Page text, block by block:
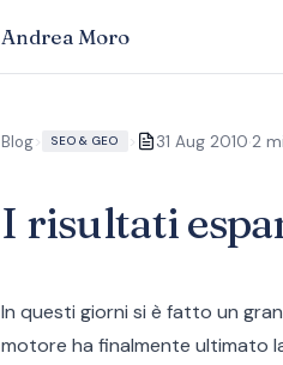
Andrea Moro
Blog> SEO & GEO > 31 Aug 2010·2
I risultati
In questi giorni si è fatto un
motore ha finalmente ultimato